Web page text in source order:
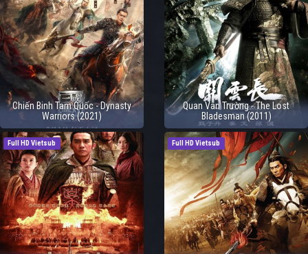
Chiến Binh Tam Quốc - Dynasty
Warriors (2021)
Quan Vân Trường - The Lost
Bladesman (2011)
Full HD Vietsub Full HD Vietsub